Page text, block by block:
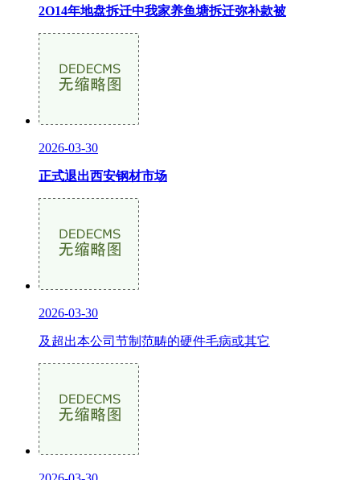
2O14年地盘拆迁中我家养鱼塘拆迁弥补款被
2026-03-30
正式退出西安钢材市场
2026-03-30
及超出本公司节制范畴的硬件毛病或其它